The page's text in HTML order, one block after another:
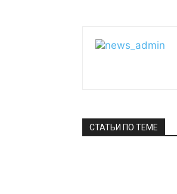
СТАТЬИ ПО ТЕМЕ